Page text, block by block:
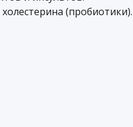
(пробиотики).